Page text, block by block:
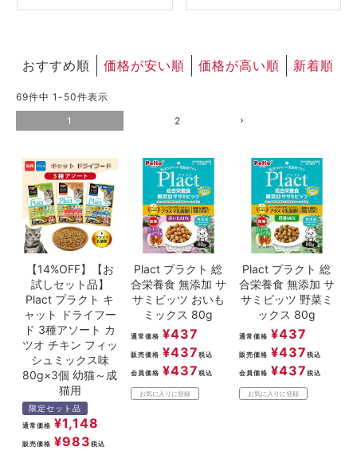
おすすめ順 価格が安い順 価格が高い順 新着順
69件中 1 - 50件表示
1 2
【14%OFF】【お
試しセット品】
Plact プラクト キ
ャット ドライフー
ド 3種アソート カ
ツオ チキン フィッ
シュミックス味
80g×3個 幼猫～成
猫用
限定セット品
通常価格 ¥1,148
販売価格 ¥983 税込
Plact プラクト 総
合栄養食 無添加 サ
サミビッツ おいも
ミックス 80g
通常価格 ¥437
販売価格 ¥437 税込
会員価格 ¥437 税込
お気に入りに登録
Plact プラクト 総
合栄養食 無添加 サ
サミビッツ 野菜ミ
ックス 80g
通常価格 ¥437
販売価格 ¥437 税込
会員価格 ¥437 税込
お気に入りに登録